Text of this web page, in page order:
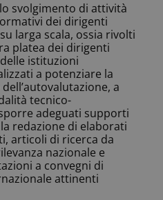
svolgimento di attività
dei dirigenti
larga scala, ossia rivolti
platea dei dirigenti
istituzioni
a potenziare la
a
tecnico-
adeguati supporti
redazione di elaborati
articoli di ricerca da
nazionale e
a convegni di
attinenti